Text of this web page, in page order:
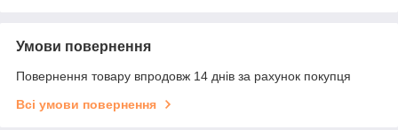
Умови повернення
Повернення товару впродовж 14 днів за рахунок покупця
Всі умови повернення